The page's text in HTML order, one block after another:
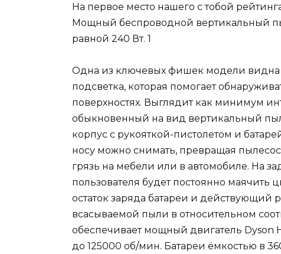
На первое место нашего с тобой
Мощный беспроводной вертикальный
равной 240 Вт. 1
Одна из ключевых фишек модели видна
подсветка, которая помогает
поверхностях. Выглядит как минимум
обыкновенный на вид вертикальный
корпус с рукояткой-пистолетом и
носу можно снимать, превращая
грязь на мебели или в автомобиле. На
пользователя будет постоянно маячить
остаток заряда батареи и действующий
всасываемой пыли в относительном
обеспечивает мощный двигатель Dyson
до 125000 об/мин. Батареи ёмкостью в